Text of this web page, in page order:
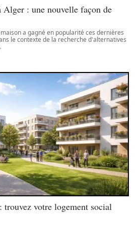
Alger : une nouvelle façon de
a gagné en popularité ces dernières
le contexte de la recherche d'alternatives
votre logement social